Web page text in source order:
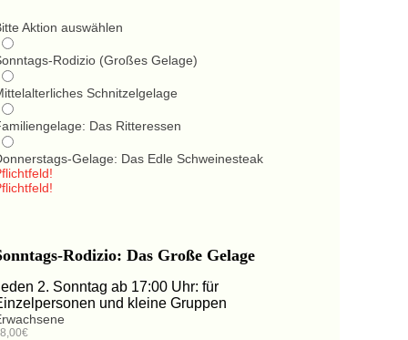
Aktion auswählen
Rodizio (Großes Gelage)
Schnitzelgelage
Das Ritteressen
Gelage: Das Edle Schweinesteak
Rodizio: Das Große Gelage
2. Sonntag ab 17:00 Uhr: für
und kleine Gruppen